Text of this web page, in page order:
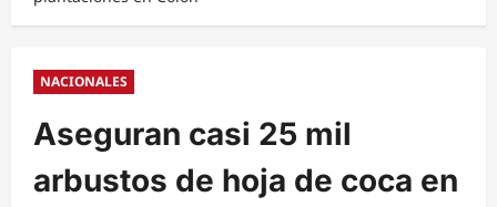
NACIONALES
Aseguran casi 25 mil
arbustos de hoja de coca en